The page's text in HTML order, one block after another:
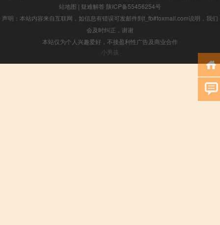
站地图 | 疑难解答 陕ICP备55456254号
声明：本站内容来自互联网，如信息有错误可发邮件到f_fb#foxmail.com说明，我们
会及时纠正，谢谢
本站仅为个人兴趣爱好，不接盈利性广告及商业合作
小男孩